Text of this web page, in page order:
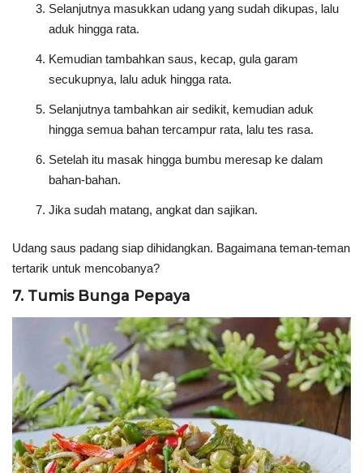
Selanjutnya masukkan udang yang sudah dikupas, lalu
aduk hingga rata.
Kemudian tambahkan saus, kecap, gula garam
secukupnya, lalu aduk hingga rata.
Selanjutnya tambahkan air sedikit, kemudian aduk
hingga semua bahan tercampur rata, lalu tes rasa.
Setelah itu masak hingga bumbu meresap ke dalam
bahan-bahan.
Jika sudah matang, angkat dan sajikan.
Udang saus padang siap dihidangkan. Bagaimana teman-teman
tertarik untuk mencobanya?
7. Tumis Bunga Pepaya